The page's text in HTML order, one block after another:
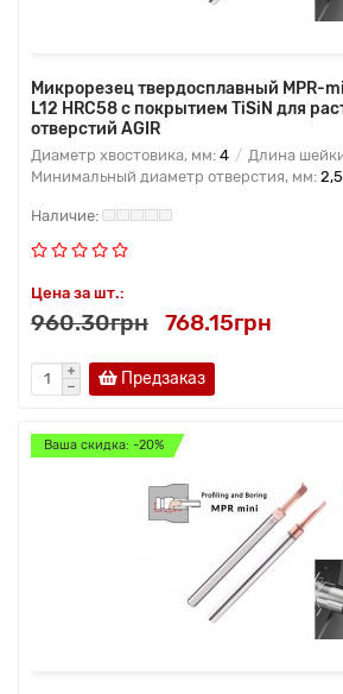
Микрорезец твердосплавный MPR-
L12 HRC58 с покрытием TiSiN для
отверстий AGIR
Диаметр хвостовика, мм: 4 Длина
Минимальный диаметр отверстия, мм: 2,5
Цена за шт.:
960.30грн 768.15грн
Предзаказ
Ваша скидка: -20%